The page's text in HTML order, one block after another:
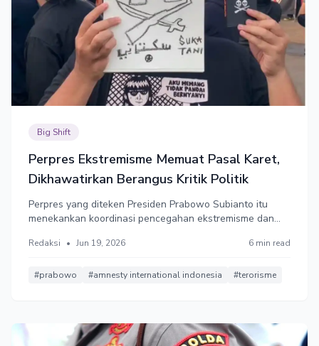
Big Shift
Perpres Ekstremisme Memuat Pasal Karet,
Dikhawatirkan Berangus Kritik Politik
Perpres yang diteken Presiden Prabowo Subianto itu
menekankan koordinasi pencegahan ekstremisme dan
definisi “ekstremisme berbasis kekerasan” maupun
membuka ruang kriminalisasi.
Redaksi • Jun 19, 2026 6 min read
#prabowo #amnesty international indonesia #terorisme